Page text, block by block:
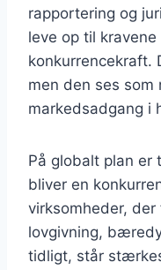
rapportering og
leve op til
konkurrencekraft.
men den ses som
markedsadgang i
På globalt plan er
bliver en
virksomheder,
lovgivning,
tidligt, står